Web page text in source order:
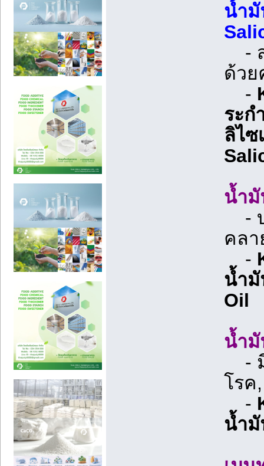
น้ำมั
- ส
ด้ว
-
ระก
ลิไซ
น้ำ
- บ
คลา
-
น้ำ
Oil
น้ำมั
-
โรค
-
น้ำ